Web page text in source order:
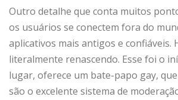
Outro detalhe que conta muitos
os usuários se conectem fora do
aplicativos mais antigos e confiáveis.
literalmente renascendo. Esse foi o
lugar, oferece um bate-papo gay,
são o excelente sistema de